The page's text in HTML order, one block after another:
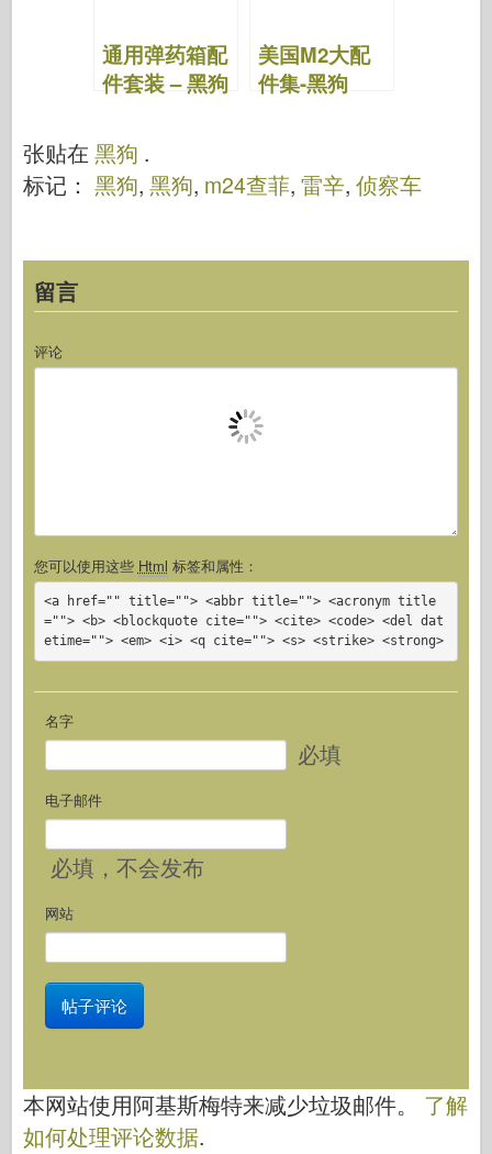
通用弹药箱配
件套装 – 黑狗
美国M2大配
件集-黑狗
张贴在 黑狗 .
标记： 黑狗, 黑狗, m24查菲, 雷辛, 侦察车
留言
评论
您可以使用这些 Html 标签和属性：
<a href="" title=""> <abbr title=""> <acronym title
=""> <b> <blockquote cite=""> <cite> <code> <del dat
etime=""> <em> <i> <q cite=""> <s> <strike> <strong>
名字
必填
电子邮件
必填 ，不会发布
网站
本网站使用阿基斯梅特来减少垃圾邮件。 了解
如何处理评论数据.